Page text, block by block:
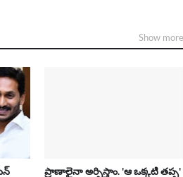
Show more
ప్రాణాలైనా అర్పిస్తాం. 'ఆ ఒక్కటి తప్ప'